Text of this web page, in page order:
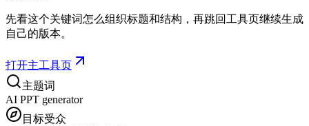
先看这个关键词怎么组织标题和结构，再跳回工具页继续生成
自己的版本。
打开主工具页
主题词
AI PPT generator
目标受众